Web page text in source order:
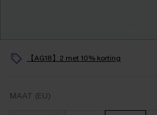
【AG18】2 met 10% korting
MAAT (EU)